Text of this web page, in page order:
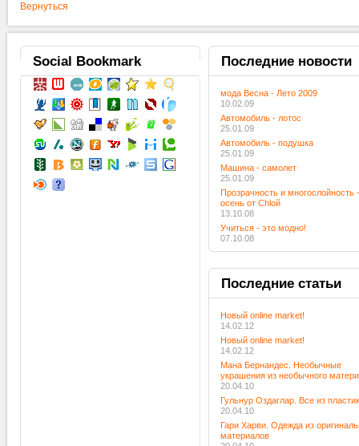
Вернуться
Social Bookmark Последниеновости
мода Весна - Лето 2009
10.02.09
Автомобиль - лотос
25.01.09
Автомобиль - подушка
25.01.09
Машина - самолет
25.01.09
Прозрачность и многослойность -
осень от Chloй
13.10.08
Учиться - это модно!
07.10.08
Последниестатьи
Новый online market!
14.02.12
Новый online market!
14.02.12
Мана Бернандес. Необычные
украшения из необычного
20.04.10
Гульнур Оздаглар. Все из
20.04.10
Гари Харви. Одежда из
материалов